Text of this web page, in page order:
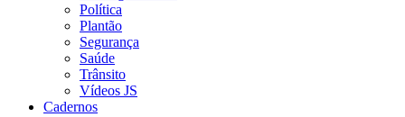
Política
Plantão
Segurança
Saúde
Trânsito
Vídeos JS
Cadernos